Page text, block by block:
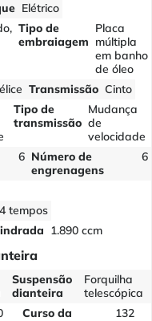
Elétrico
Tipo de
embraiagem
Placa
múltipla
em banho
de óleo
Transmissão Cinto
Tipo de
transmissão
Mudança
de
velocidade
6 Número de
engrenagens
6
4 tempos
1.890 ccm
Suspensão
dianteira
Forquilha
telescópica
Curso da
132